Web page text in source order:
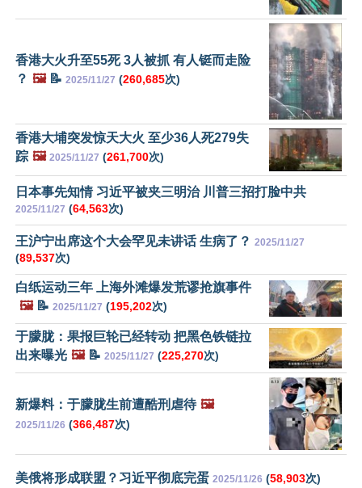
香港大火升至55死 3人被抓 有人铤而走险
？ 🖼️📝 2025/11/27 (260,685次)
香港大埔突发惊天大火 至少36人死279失
踪 🖼️ 2025/11/27 (261,700次)
日本事先知情 习近平被夹三明治 川普三招打脸中共
2025/11/27 (64,563次)
王沪宁出席这个大会罕见未讲话 生病了？ 2025/11/27
(89,537次)
白纸运动三年 上海外滩爆发荒谬抢旗事件
🖼️📝 2025/11/27 (195,202次)
于朦胧：果报巨轮已经转动 把黑色铁链拉
出来曝光 🖼️📝 2025/11/27 (225,270次)
新爆料：于朦胧生前遭酷刑虐待 🖼️
2025/11/26 (366,487次)
美俄将形成联盟？习近平彻底完蛋 2025/11/26 (58,903次)